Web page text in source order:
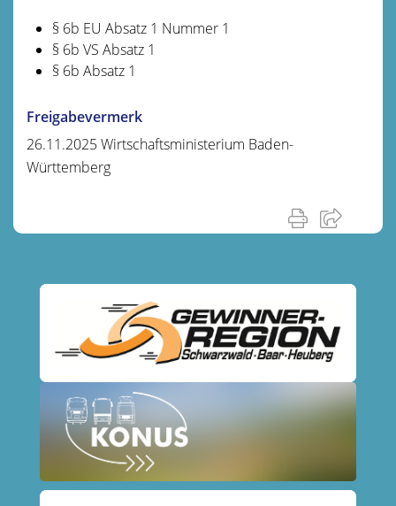
§ 6b EU Absatz 1 Nummer 1
§ 6b VS Absatz 1
§ 6b Absatz 1
Freigabevermerk
26.11.2025 Wirtschaftsministerium Baden-
Württemberg